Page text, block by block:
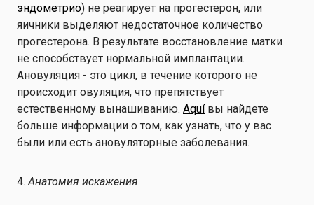
эндометрио) не реагирует на прогестерон, или
яичники выделяют недостаточное количество
прогестерона. В результате восстановление матки
не способствует нормальной имплантации.
Ановуляция - это цикл, в течение которого не
происходит овуляция, что препятствует
естественному вынашиванию. Aquíвы найдете
больше информации о том, как узнать, что у вас
были или есть ановуляторные заболевания.
4.Анатомия искажения